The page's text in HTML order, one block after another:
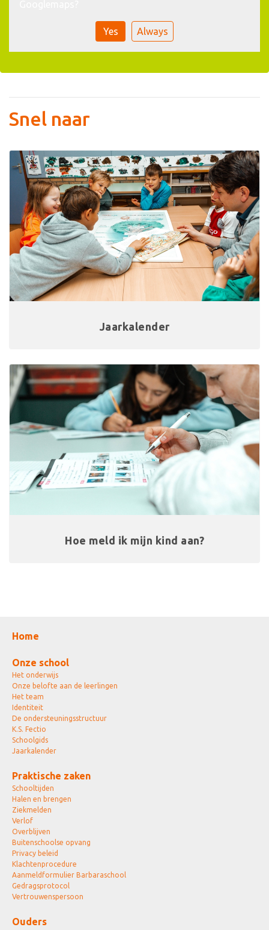
Yes Always
Snel naar
Jaarkalender
Hoe meld ik mijn kind aan?
Home
Onze school
Het onderwijs
Onze belofte aan de leerlingen
Het team
Identiteit
De ondersteuningsstructuur
K.S. Fectio
Schoolgids
Jaarkalender
Praktische zaken
Schooltijden
Halen en brengen
Ziekmelden
Verlof
Overblijven
Buitenschoolse opvang
Privacy beleid
Klachtenprocedure
Aanmeldformulier Barbaraschool
Gedragsprotocol
Vertrouwenspersoon
Ouders